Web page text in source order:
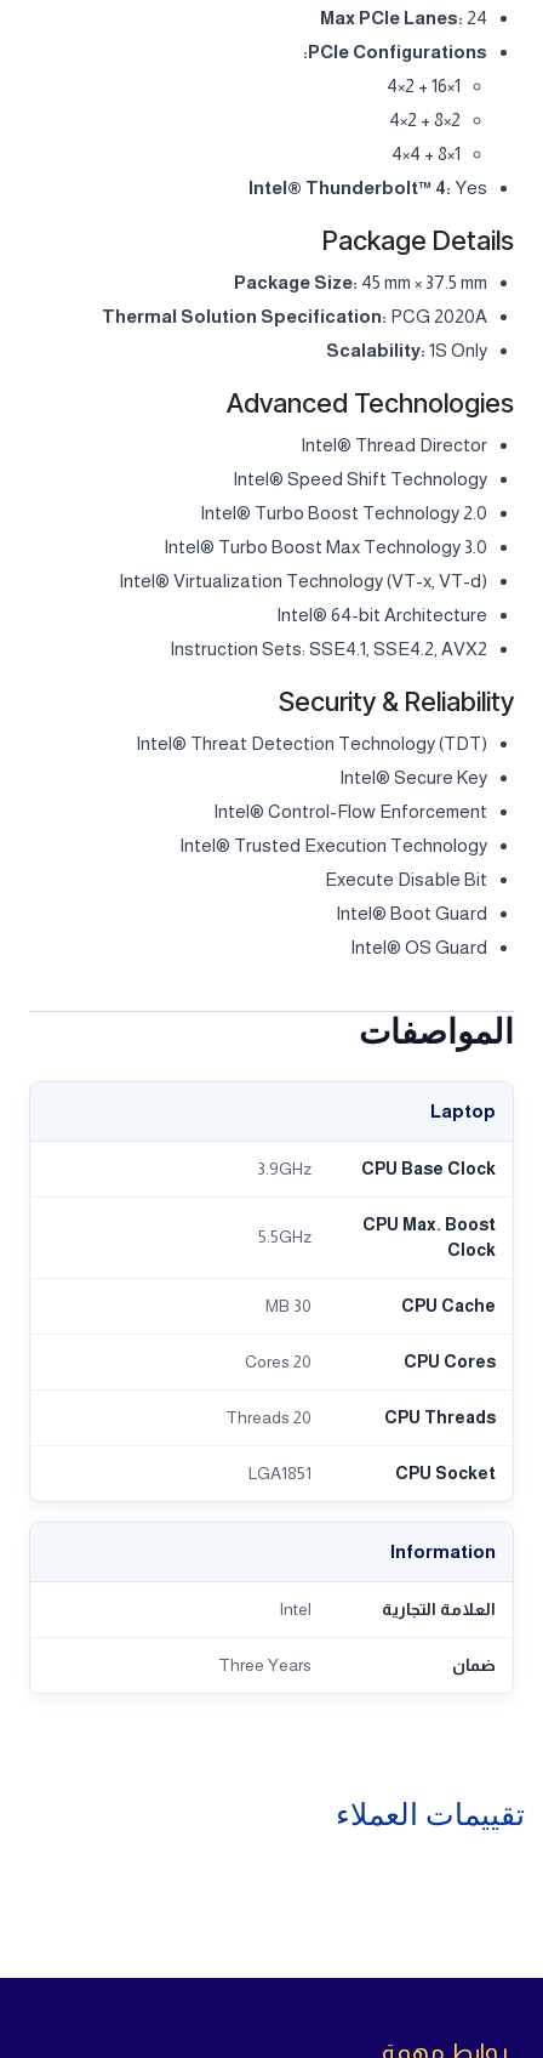
Max PCIe Lanes: 24
PCIe Configurations:
1×16 + 2×4
2×8 + 2×4
1×8 + 4×4
Intel® Thunderbolt™ 4: Yes
Package Details
Package Size: 45 mm × 37.5 mm
Thermal Solution Specification: PCG 2020A
Scalability: 1S Only
Advanced Technologies
Intel® Thread Director
Intel® Speed Shift Technology
Intel® Turbo Boost Technology 2.0
Intel® Turbo Boost Max Technology 3.0
Intel® Virtualization Technology (VT-x, VT-d)
Intel® 64-bit Architecture
Instruction Sets: SSE4.1, SSE4.2, AVX2
Security & Reliability
Intel® Threat Detection Technology (TDT)
Intel® Secure Key
Intel® Control-Flow Enforcement
Intel® Trusted Execution Technology
Execute Disable Bit
Intel® Boot Guard
Intel® OS Guard
المواصفات
Laptop
CPU Base Clock
3.9GHz
CPU Max. Boost
Clock
5.5GHz
CPU Cache
30 MB
CPU Cores
20 Cores
CPU Threads
20 Threads
CPU Socket
LGA1851
Information
العلامة التجارية Intel
ضمان Three Years
تقييمات العملاء
روابط مهمة